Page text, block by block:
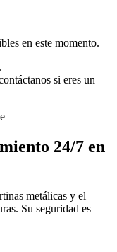
en este momento.
si eres un
24/7 en
metálicas y el
Su seguridad es